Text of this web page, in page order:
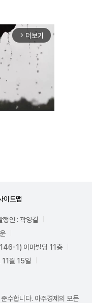
arrow_forward_ios 더보기
이트맵
행인 : 곽영길
1) 이마빌딩 11층
월 15일
수합니다. 아주경제의 모든